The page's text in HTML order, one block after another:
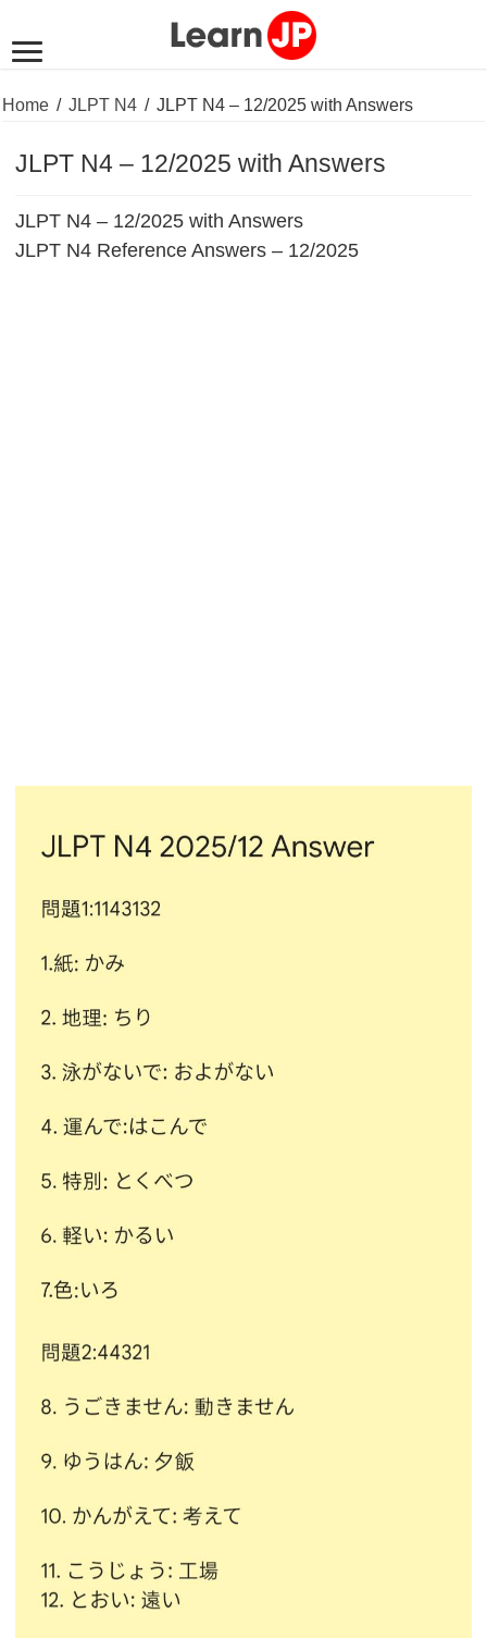
Home / JLPT N4 / JLPT N4 – 12/2025 with Answers
JLPT N4 – 12/2025 with Answers
JLPT N4 – 12/2025 with Answers
JLPT N4 Reference Answers – 12/2025